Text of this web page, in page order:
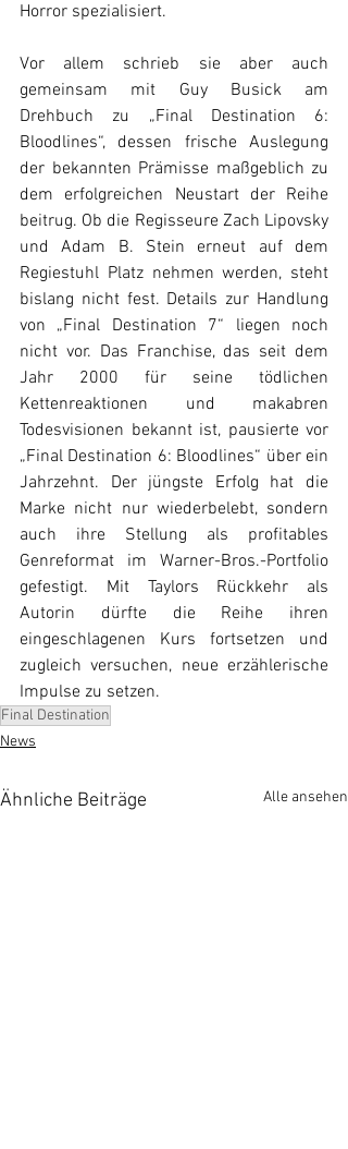
Horror spezialisiert.
Vor allem schrieb sie aber auch
gemeinsam mit Guy Busick am
Drehbuch zu „Final Destination 6:
Bloodlines“, dessen frische Auslegung
der bekannten Prämisse maßgeblich zu
dem erfolgreichen Neustart der Reihe
beitrug. Ob die Regisseure Zach Lipovsky
und Adam B. Stein erneut auf dem
Regiestuhl Platz nehmen werden, steht
bislang nicht fest. Details zur Handlung
von „Final Destination 7“ liegen noch
nicht vor. Das Franchise, das seit dem
Jahr 2000 für seine tödlichen
Kettenreaktionen und makabren
Todesvisionen bekannt ist, pausierte vor
„Final Destination 6: Bloodlines“ über ein
Jahrzehnt. Der jüngste Erfolg hat die
Marke nicht nur wiederbelebt, sondern
auch ihre Stellung als profitables
Genreformat im Warner-Bros.-Portfolio
gefestigt. Mit Taylors Rückkehr als
Autorin dürfte die Reihe ihren
eingeschlagenen Kurs fortsetzen und
zugleich versuchen, neue erzählerische
Impulse zu setzen.
Final Destination
News
Ähnliche Beiträge Alle ansehen